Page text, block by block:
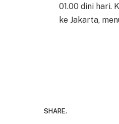
01.00 dini hari.
ke Jakarta,
SHARE.